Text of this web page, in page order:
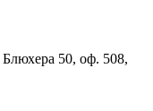
Блюхера 50, оф. 508,